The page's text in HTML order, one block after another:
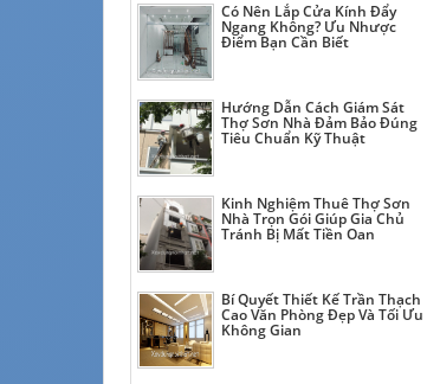
Có Nên Lắp Cửa Kính Đẩy
Ngang Không? Ưu Nhược
Điểm Bạn Cần Biết
Hướng Dẫn Cách Giám Sát
Thợ Sơn Nhà Đảm Bảo Đúng
Tiêu Chuẩn Kỹ Thuật
Kinh Nghiệm Thuê Thợ Sơn
Nhà Trọn Gói Giúp Gia Chủ
Tránh Bị Mất Tiền Oan
Bí Quyết Thiết Kế Trần Thạch
Cao Văn Phòng Đẹp Và Tối Ưu
Không Gian